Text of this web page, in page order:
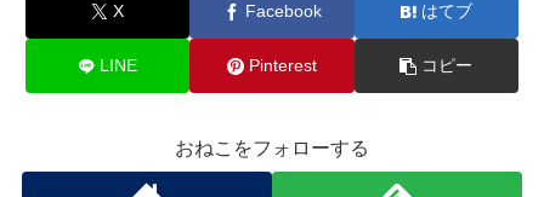
X Facebook はてブ
LINE Pinterest コピー
おねこをフォローする